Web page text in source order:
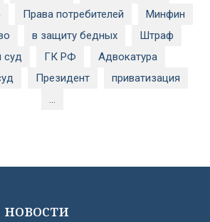
Права потребителей
Минфин
в защиту бедных
Штраф
суд
ГК РФ
Адвокатура
Президент
приватизация
...